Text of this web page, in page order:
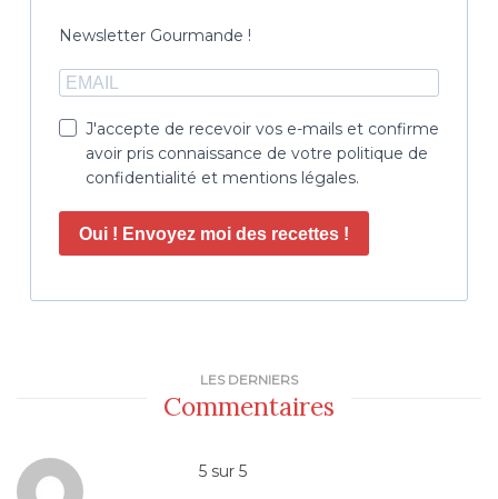
Newsletter Gourmande !
J'accepte de recevoir vos e-mails et confirme
avoir pris connaissance de votre politique de
confidentialité et mentions légales.
Oui ! Envoyez moi des recettes !
LES DERNIERS
Commentaires
5 sur 5